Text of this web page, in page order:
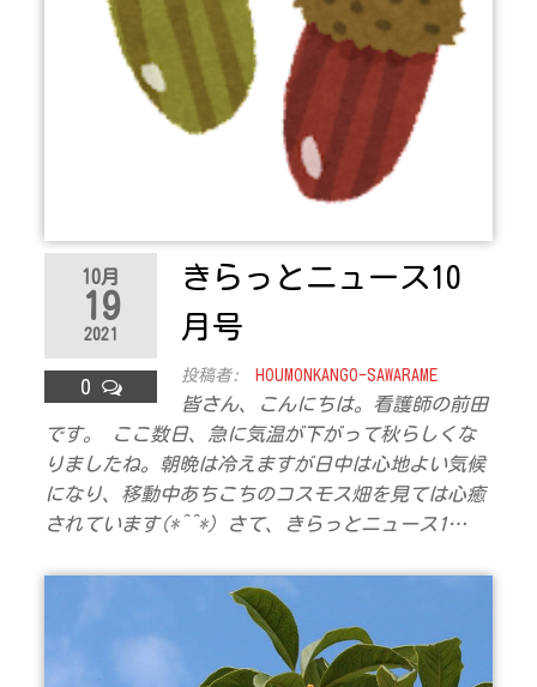
ら
っ
と
テ
ラ
ス
10月
19
2021
0
きらっとニュース10
月号
投稿者: HOUMONKANGO-SAWARAME
皆さん、こんにちは。看護師の前田
です。 ここ数日、急に気温が下がって秋らしくな
りましたね。朝晩は冷えますが日中は心地よい気候
になり、移動中あちこちのコスモス畑を見ては心癒
されています(*^^*) さて、きらっとニュース1…